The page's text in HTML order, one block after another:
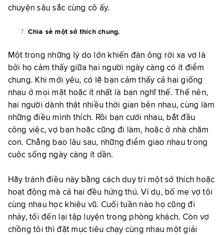
chuyện sâu sắc cùng cô ấy.
Chia sẻ một sở thích chung.
Một trong những lý do lớn khiến đàn ông rời xa vợ là
bởi họ cảm thấy giữa hai người ngày càng có ít điểm
chung. Khi mới yêu, có lẽ bạn cảm thấy cả hai giống
nhau ở mọi mặt hoặc ít nhất là bạn nghĩ thế. Thế nên,
hai người dành thật nhiều thời gian bên nhau, cùng làm
những điều mình thích. Rồi bạn cưới nhau, bắt đầu
công việc, vợ bạn hoặc cũng đi làm, hoặc ở nhà chăm
con. Chẳng bao lâu sau, những điểm giao nhau trong
cuộc sống ngày càng ít dần.
Hãy tránh điều này bằng cách duy trì một sở thích hoặc
hoạt động mà cả hai đều hứng thú. Ví dụ, bố mẹ vợ tôi
cùng nhau học khiêu vũ. Cuối tuần nào họ cũng đi
nhảy, tối đến lại tập luyện trong phòng khách. Còn vợ
chồng tôi thì đặt mục tiêu chạy cùng nhau một giải